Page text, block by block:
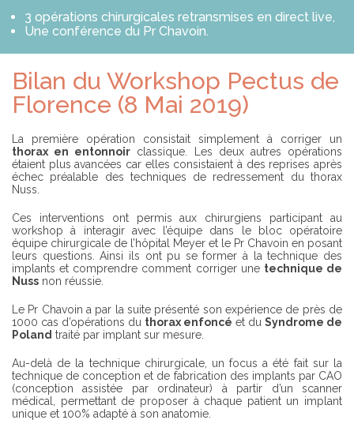
É
L
I
E
R
O
I
É
T
É
T
R
O
U
E
R
U
N
C
H
R
U
R
G
E
N
3 opérations chirurgicales retransmises en direct live,
Une conférence du Pr Chavoin.
Bilan du Workshop Pectus de
Florence (8 Mai 2019)
La première opération consistait simplement à corriger un
thorax en entonnoir classique. Les deux autres opérations
étaient plus avancées car elles consistaient à des reprises après
échec préalable des techniques de redressement du thorax
Nuss.
Ces interventions ont permis aux chirurgiens participant au
workshop à interagir avec l’équipe dans le bloc opératoire
équipe chirurgicale de l’hôpital Meyer et le Pr Chavoin en posant
leurs questions. Ainsi ils ont pu se former à la technique des
implants et comprendre comment corriger une technique de
Nuss non réussie.
Le Pr Chavoin a par la suite présenté son expérience de près de
1000 cas d’opérations du thorax enfoncé et du Syndrome de
Poland traité par implant sur mesure.
Au-delà de la technique chirurgicale, un focus a été fait sur la
technique de conception et de fabrication des implants par CAO
(conception assistée par ordinateur) à partir d’un scanner
médical, permettant de proposer à chaque patient un implant
unique et 100% adapté à son anatomie.